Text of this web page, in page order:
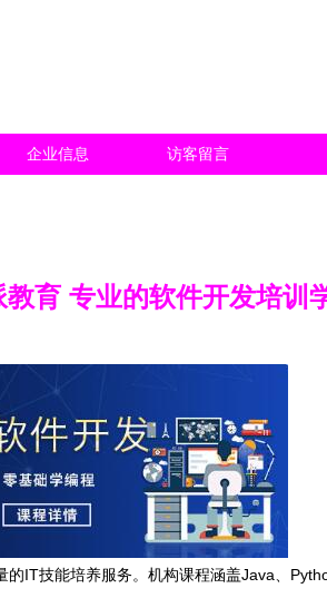
企业信息 访客留言
教育 专业的软件开发培训
IT技能培养服务。机构课程涵盖Java、